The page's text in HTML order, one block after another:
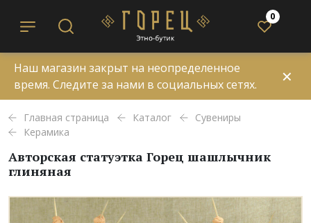
0
Наш магазин закрыт на неопределенное
время. Следите за нами в социальных сетях.
✕
Главная страница Каталог
Сувениры
Керамика
Авторская статуэтка Горец шашлычник
глиняная